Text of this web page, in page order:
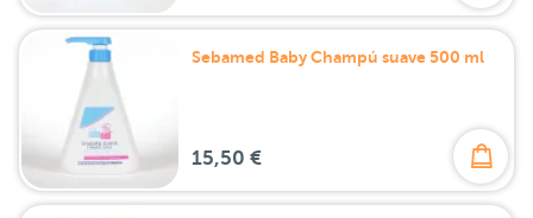
Sebamed Baby Champú suave 500 ml
15,50 €